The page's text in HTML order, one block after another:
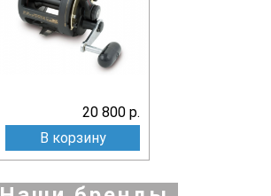
20 800 р.
В корзину